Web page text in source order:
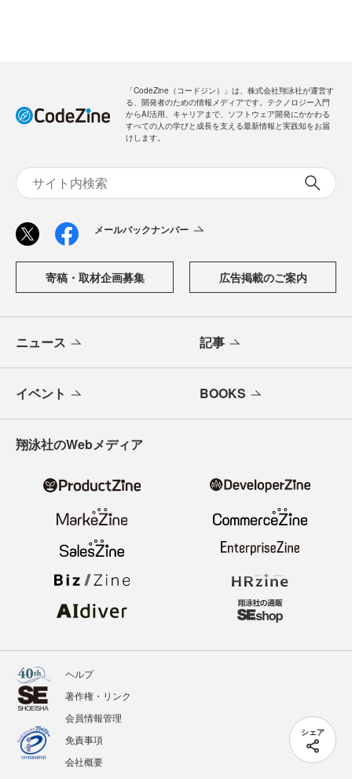
シェア
「CodeZine（コードジン）」は、株式会社翔泳社が運営す
る、開発者のための情報メディアです。テクノロジー入門
からAI活用、キャリアまで、ソフトウェア開発にかかわる
すべての人の学びと成長を支える最新情報と実践知をお届
けします。
メールバックナンバー
寄稿・取材企画募集 広告掲載のご案内
ニュース 記事
イベント BOOKS
翔泳社のWebメディア
ヘルプ
著作権・リンク
会員情報管理
免責事項
会社概要